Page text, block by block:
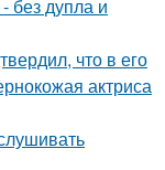
без дупла и
что в его
актриса